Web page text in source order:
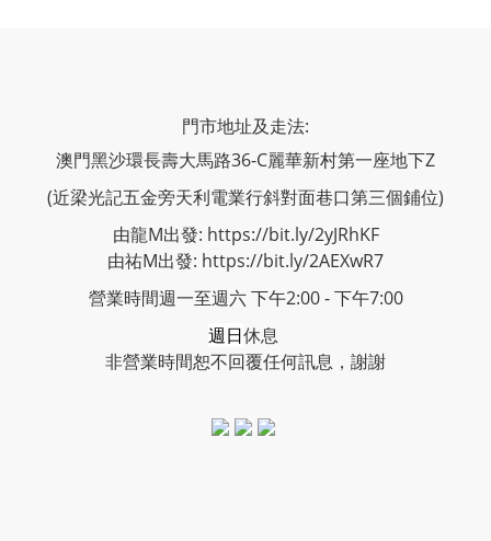
門市地址及走法:
澳門黑沙環長壽大馬路36-C麗華新村第一座地下Z
(近梁光記五金旁天利電業行斜對面巷口第三個鋪位)
由龍M出發: https://bit.ly/2yJRhKF
由祐M出發: https://bit.ly/2AEXwR7
營業時間週一至週六 下午2:00 - 下午7:00
週日休息
非營業時間恕不回覆任何訊息，謝謝